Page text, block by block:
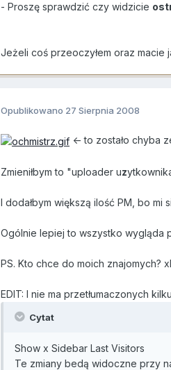
- Proszę sprawdzić czy widzicie
Jeżeli coś przeoczyłem oraz macie
Opublikowano 27 Sierpnia 2008
<- to zostało chyba
Zmieniłbym to "uploader uz
I dodałbym większą ilość PM, bo mi
Ogólnie lepiej to wszystko wygląda
PS. Kto chce do moich znajomych?
EDIT: I nie ma przetłumaczonych
Cytat
Show x Sidebar Last Visitors
Te zmiany bedą widoczne przy